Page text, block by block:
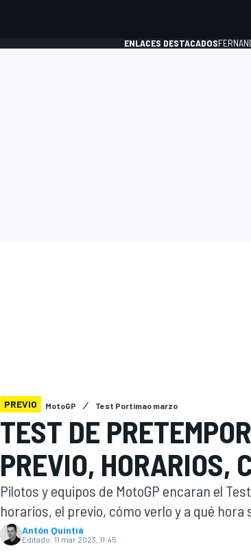
WEC
ENLACES DESTACADOS
PREVIO MotoGP Test Portimao marzo
TEST DE
PREVIO, HORARIOS,
Pilotos y equipos de MotoGP encaran el
horarios, el previo, cómo verlo y a qué hora
Antón Quintiá
Editado: 11 mar 2023, 11:45